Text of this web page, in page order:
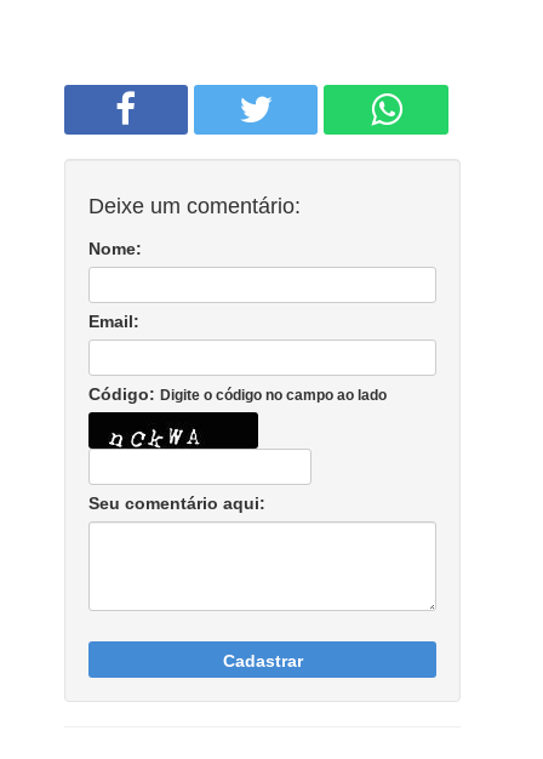
Deixe um comentário:
Nome:
Email:
Código: Digite o código no campo ao lado
Seu comentário aqui:
Cadastrar